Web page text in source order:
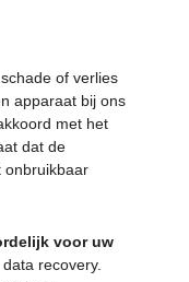
of verlies
apparaat bij ons
met het
dat de
onbruikbaar
voor uw
recovery.